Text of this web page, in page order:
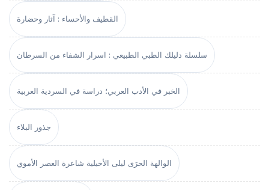
القطيف والأحساء : آثار وحضارة
سلسلة دليلك الطبي الطبيعي : اسرار الشفاء من السرطان
الخبر في الأدب العربي؛ دراسة في السردية العربية
جذور البلاء
الوالهة الحرَى ليلى الأخيلية شاعرة العصر الأموي